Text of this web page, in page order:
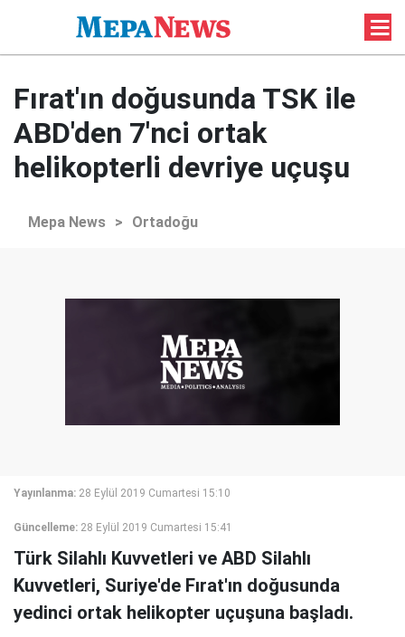
Fırat'ın doğusunda TSK ile
ABD'den 7'nci ortak
helikopterli devriye uçuşu
Mepa News > Ortadoğu
Yayınlanma: 28 Eylül 2019 Cumartesi 15:10
Güncelleme: 28 Eylül 2019 Cumartesi 15:41
Türk Silahlı Kuvvetleri ve ABD Silahlı
Kuvvetleri, Suriye'de Fırat'ın doğusunda
yedinci ortak helikopter uçuşuna başladı.